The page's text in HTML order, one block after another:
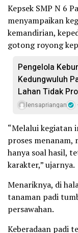
Kepsek SMP N 6
menyampaikan
kemandirian,
gotong royong
Pengelola
Kedungwuluh
Lahan Tidak
lensapriangan
“Melalui kegiatan
proses menanam,
hanya soal hasil,
karakter,” ujarnya.
Menariknya, di
tanaman padi
persawahan.
Keberadaan padi